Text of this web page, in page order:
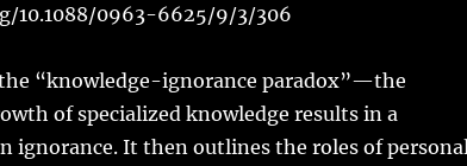
10.1088/0963-6625/9/3/306
“knowledge-ignorance paradox”—the
of specialized knowledge results in a
ignorance. It then outlines the roles of